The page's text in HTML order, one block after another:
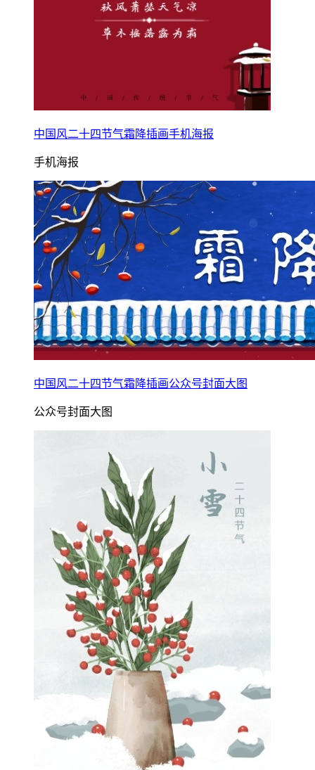
中国风二十四节气霜降插画手机海报
手机海报
中国风二十四节气霜降插画公众号封面大图
公众号封面大图